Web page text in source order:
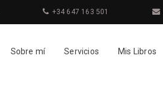
+34 647 163 501
Sobre mí Servicios Mis Libros